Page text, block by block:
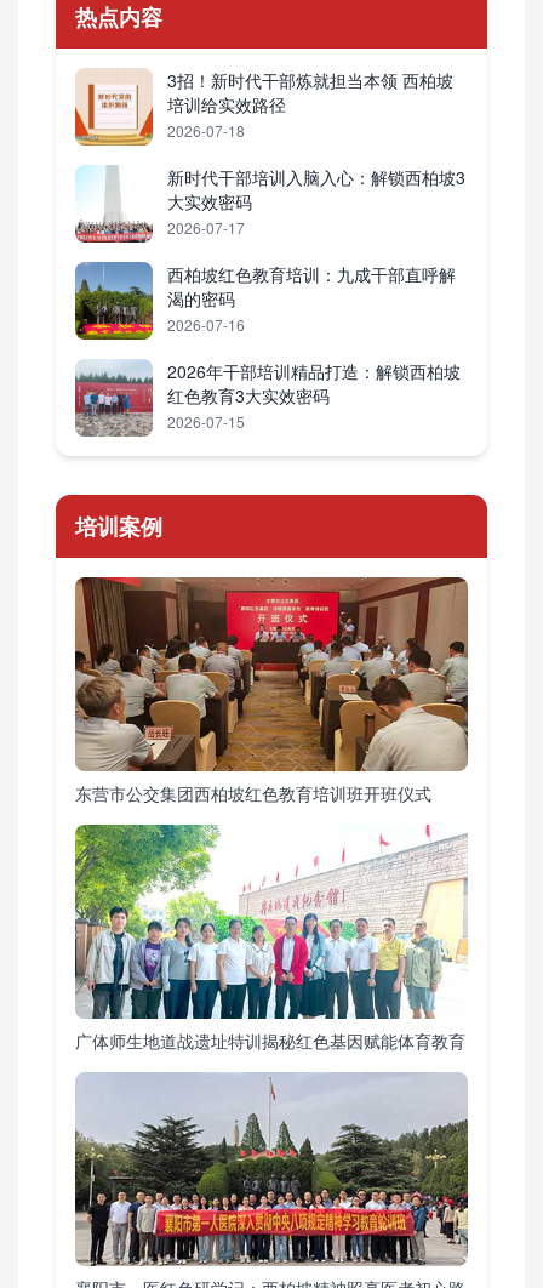
热点内容
3招！新时代干部炼就担当本领 西柏坡
培训给实效路径
2026-07-18
新时代干部培训入脑入心：解锁西柏坡3
大实效密码
2026-07-17
西柏坡红色教育培训：九成干部直呼解
渴的密码
2026-07-16
2026年干部培训精品打造：解锁西柏坡
红色教育3大实效密码
2026-07-15
培训案例
东营市公交集团西柏坡红色教育培训班开班仪式
广体师生地道战遗址特训揭秘红色基因赋能体育教育